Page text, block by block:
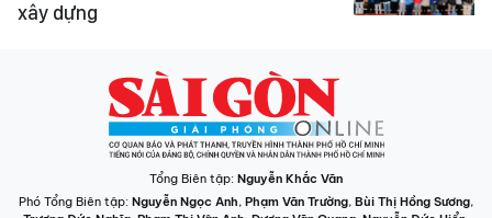
xây dựng
Tổng Biên tập: Nguyễn Khắc Văn
Phó Tổng Biên tập: Nguyễn Ngọc Anh, Phạm Văn Trường, Bùi Thị Hồng Sương,